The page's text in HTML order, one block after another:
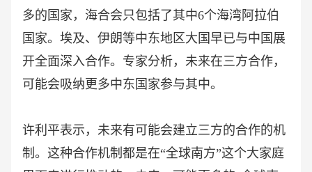
多的国家，海合会只包括了其中6个海湾阿拉伯
国家。埃及、伊朗等中东地区大国早已与中国展
开全面深入合作。专家分析，未来在三方合作，
可能会吸纳更多中东国家参与其中。
许利平表示，未来有可能会建立三方的合作的机
制。这种合作机制都是在“全球南方”这个大家庭